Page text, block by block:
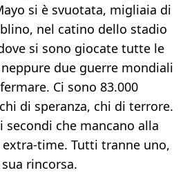
si è svuotata, migliaia di
nel catino dello stadio
si sono giocate tutte le
due guerre mondiali
Ci sono 83.000
di speranza, chi di terrore.
che mancano alla
time. Tutti tranne uno,
rincorsa.